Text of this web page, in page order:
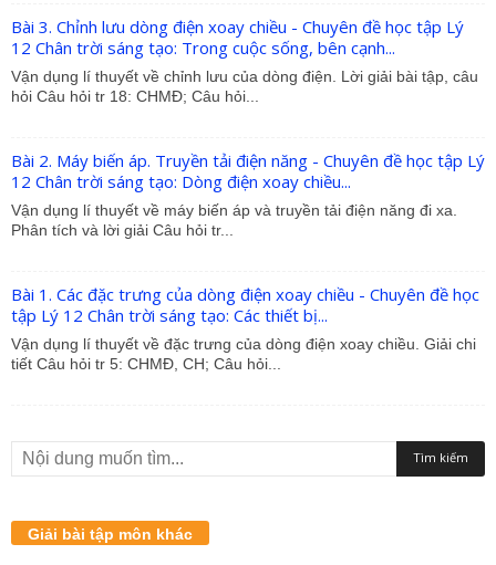
Bài 3. Chỉnh lưu dòng điện xoay chiều - Chuyên đề học tập Lý
12 Chân trời sáng tạo: Trong cuộc sống, bên cạnh...
Vận dụng lí thuyết về chỉnh lưu của dòng điện. Lời giải bài tập, câu
hỏi Câu hỏi tr 18: CHMĐ; Câu hỏi...
Bài 2. Máy biến áp. Truyền tải điện năng - Chuyên đề học tập Lý
12 Chân trời sáng tạo: Dòng điện xoay chiều...
Vận dụng lí thuyết về máy biến áp và truyền tải điện năng đi xa.
Phân tích và lời giải Câu hỏi tr...
Bài 1. Các đặc trưng của dòng điện xoay chiều - Chuyên đề học
tập Lý 12 Chân trời sáng tạo: Các thiết bị...
Vận dụng lí thuyết về đặc trưng của dòng điện xoay chiều. Giải chi
tiết Câu hỏi tr 5: CHMĐ, CH; Câu hỏi...
Giải bài tập môn khác